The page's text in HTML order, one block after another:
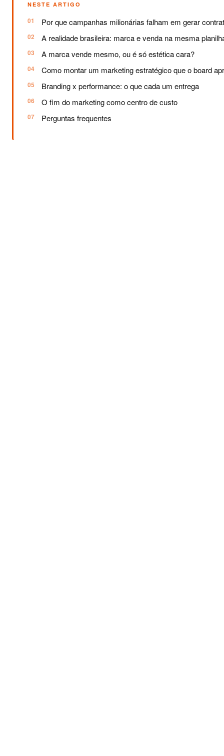
NESTE ARTIGO
Por que campanhas milionárias falham em gerar
A realidade brasileira: marca e venda na mesma
A marca vende mesmo, ou é só estética cara?
Como montar um marketing estratégico que o board
Branding x performance: o que cada um entrega
O fim do marketing como centro de custo
Perguntas frequentes